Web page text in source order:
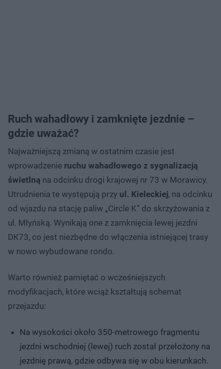
Ruch wahadłowy i zamknięte jezdnie –
gdzie uważać?
Najważniejszą zmianą w ostatnim czasie jest
wprowadzenie ruchu wahadłowego z sygnalizacją
świetlną na odcinku drogi krajowej nr 73 w Morawicy.
Utrudnienia te występują przy ul. Kieleckiej, na odcinku
od wjazdu na stację paliw „Circle K” do skrzyżowania z
ul. Młyńską. Wynikają one z zamknięcia lewej jezdni
DK73, co jest niezbędne do włączenia istniejącej trasy
w nowo wybudowane rondo.
Warto również pamiętać o wcześniejszych
modyfikacjach, które wciąż kształtują schemat
przejazdu:
Na wysokości około 350-metrowego fragmentu
jezdni wschodniej (lewej) ruch został przełożony na
jezdnię prawą, gdzie odbywa się w obu kierunkach.